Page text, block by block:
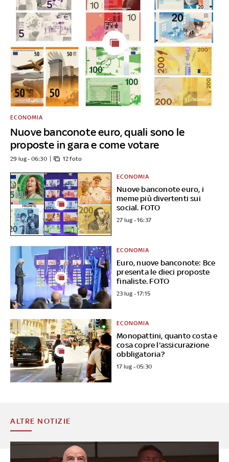
Nuove banconote euro, quali sono le
proposte in gara e come votare
ECONOMIA
29 lug - 06:30 12 foto
Nuove banconote euro, i
meme più divertenti sui
social. FOTO
ECONOMIA
27 lug - 16:37
Euro, nuove banconote: Bce
presenta le dieci proposte
finaliste. FOTO
ECONOMIA
23 lug - 17:15
Monopattini, quanto costa e
cosa copre l'assicurazione
obbligatoria?
ECONOMIA
17 lug - 05:30
ALTRE NOTIZIE